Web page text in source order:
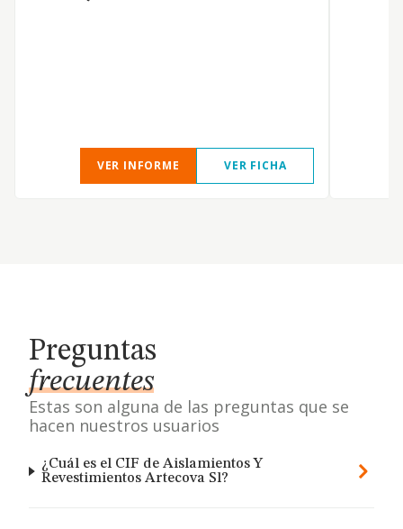
VER INFORME VER FICHA
Preguntas
frecuentes
Estas son alguna de las preguntas que se
hacen nuestros usuarios
¿Cuál es el CIF de Aislamientos Y
Revestimientos Artecova Sl?